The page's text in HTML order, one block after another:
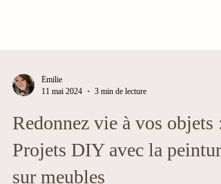
Émilie
11 mai 2024
Redonnez vie à vos objets :